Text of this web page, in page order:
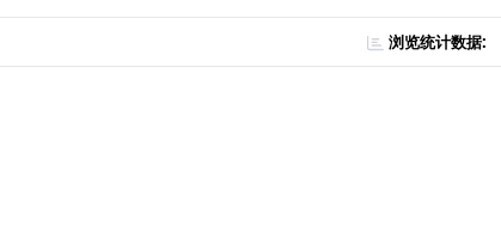
浏览统计数据: